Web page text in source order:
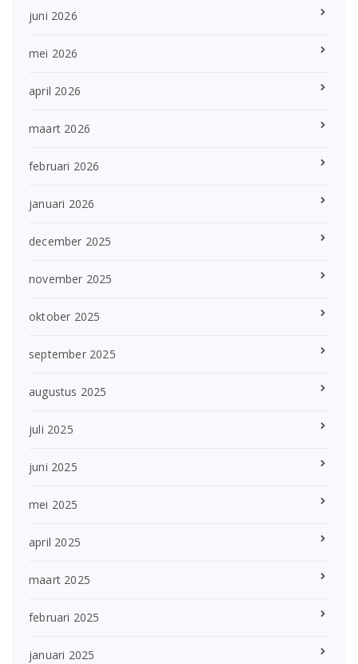
juni 2026
mei 2026
april 2026
maart 2026
februari 2026
januari 2026
december 2025
november 2025
oktober 2025
september 2025
augustus 2025
juli 2025
juni 2025
mei 2025
april 2025
maart 2025
februari 2025
januari 2025